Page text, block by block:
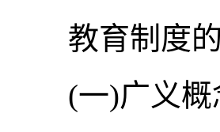
教育制度的
(一)广义概